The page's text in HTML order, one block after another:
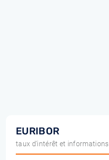
EURIBOR
taux d'intérêt et informations